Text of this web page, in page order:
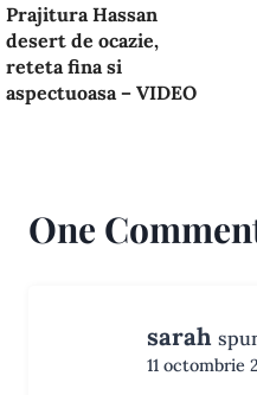
Prajitura Hassan
desert de ocazie,
reteta fina si
aspectuoasa – VIDEO
One
sarah
11 octombrie